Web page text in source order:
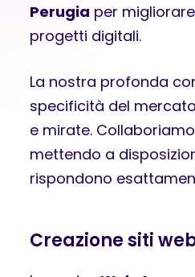
Perugia per
progetti digitali.
La nostra profonda
specificità del
e mirate.
mettendo a
rispondono
Creazione siti